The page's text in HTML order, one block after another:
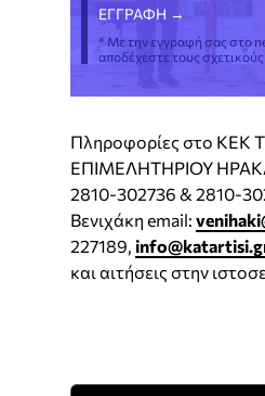
* Με την εγγραφή σας στο
αποδέχεστε τους
Πληροφορίες στο ΚΕΚ
ΕΠΙΜΕΛΗΤΗΡΙΟΥ
2810-302736 & 2810-
Βενιχάκη email:
227189,
και αιτήσεις στην